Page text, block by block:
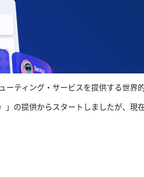
ティング・サービスを提供する世界的
の提供からスタートしましたが、現